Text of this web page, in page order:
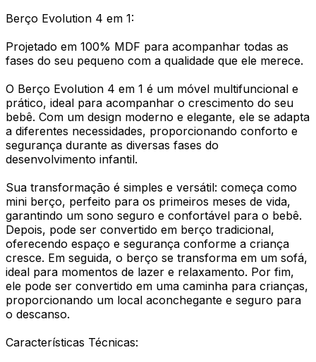
Berço Evolution 4 em 1:
Projetado em 100% MDF para acompanhar todas as
fases do seu pequeno com a qualidade que ele merece.
O Berço Evolution 4 em 1 é um móvel multifuncional e
prático, ideal para acompanhar o crescimento do seu
bebê. Com um design moderno e elegante, ele se adapta
a diferentes necessidades, proporcionando conforto e
segurança durante as diversas fases do
desenvolvimento infantil.
Sua transformação é simples e versátil: começa como
mini berço, perfeito para os primeiros meses de vida,
garantindo um sono seguro e confortável para o bebê.
Depois, pode ser convertido em berço tradicional,
oferecendo espaço e segurança conforme a criança
cresce. Em seguida, o berço se transforma em um sofá,
ideal para momentos de lazer e relaxamento. Por fim,
ele pode ser convertido em uma caminha para crianças,
proporcionando um local aconchegante e seguro para
o descanso.
Características Técnicas: